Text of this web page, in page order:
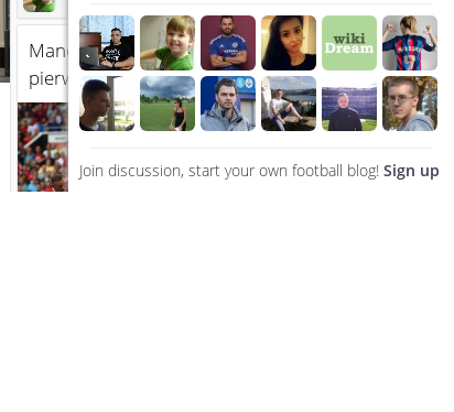
Join discussion, start your own football blog! Sign up
Manchester United traci
pierwsze punkty w sezonie.